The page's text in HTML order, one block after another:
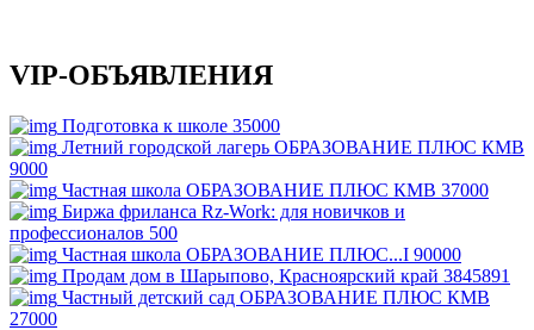
VIP-ОБЪЯВЛЕНИЯ
Подготовка к школе 35000
Летний городской лагерь ОБРАЗОВАНИЕ ПЛЮС КМВ
9000
Частная школа ОБРАЗОВАНИЕ ПЛЮС КМВ 37000
Биржа фриланса Rz-Work: для новичков и
профессионалов 500
Частная школа ОБРАЗОВАНИЕ ПЛЮС...I 90000
Продам дом в Шарыпово, Красноярский край 3845891
Частный детский сад ОБРАЗОВАНИЕ ПЛЮС КМВ
27000